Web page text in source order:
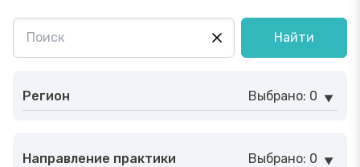
Найти
Регион Выбрано: 0
Направление практики Выбрано: 0